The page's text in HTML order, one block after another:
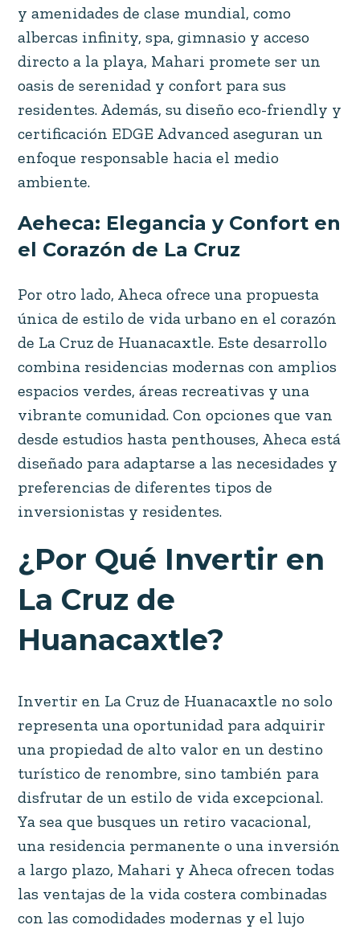
y amenidades de clase mundial, como
albercas infinity, spa, gimnasio y acceso
directo a la playa, Mahari promete ser un
oasis de serenidad y confort para sus
residentes. Además, su diseño eco-friendly y
certificación EDGE Advanced aseguran un
enfoque responsable hacia el medio
ambiente.
Aeheca: Elegancia y Confort en
el Corazón de La Cruz
Por otro lado, Aheca ofrece una propuesta
única de estilo de vida urbano en el corazón
de La Cruz de Huanacaxtle. Este desarrollo
combina residencias modernas con amplios
espacios verdes, áreas recreativas y una
vibrante comunidad. Con opciones que van
desde estudios hasta penthouses, Aheca está
diseñado para adaptarse a las necesidades y
preferencias de diferentes tipos de
inversionistas y residentes.
¿Por Qué Invertir en
La Cruz de
Huanacaxtle?
Invertir en La Cruz de Huanacaxtle no solo
representa una oportunidad para adquirir
una propiedad de alto valor en un destino
turístico de renombre, sino también para
disfrutar de un estilo de vida excepcional.
Ya sea que busques un retiro vacacional,
una residencia permanente o una inversión
a largo plazo, Mahari y Aheca ofrecen todas
las ventajas de la vida costera combinadas
con las comodidades modernas y el lujo